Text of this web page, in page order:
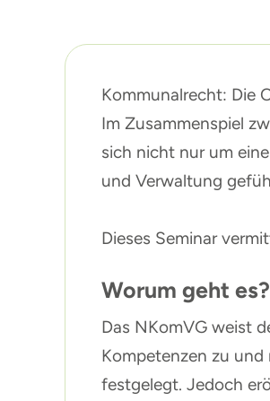
Kommunalrecht: Die
Im Zusammenspiel
sich nicht nur um
und Verwaltung
Dieses Seminar
Worum geht es?
Das NKomVG weist
Kompetenzen zu und
festgelegt. Jedoch